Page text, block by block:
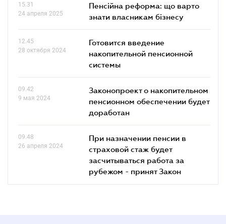
15.31
24 апреля 2025
Пенсійна реформа: що варто
знати власникам бізнесу
12.45
28 октября 2024
Готовится введение
накопительной пенсионной
системы
09.42
9 мая 2024
Законопроект о накопительном
пенсионном обеспечении будет
доработан
09.48
26 апреля 2024
При назначении пенсии в
страховой стаж будет
засчитываться работа за
рубежом - принят Закон